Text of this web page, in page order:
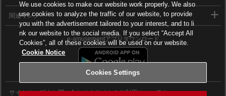
関連リンク
e-amusementアプリダウンロード
サイトマップ お問い合わせ サイトのご利用について
We use cookies to make our website work properly. We also
use cookies to analyze the traffic of our website, to provide
you with the advertisement tailored to your interest, and to li
nk our website to the social media. If you select “Accept All
Cookies”, all of these cookies will be used on our website.
Cookie Notice
Cookies Settings